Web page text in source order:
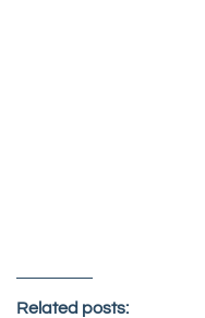
Related posts: